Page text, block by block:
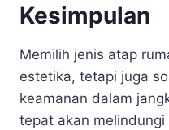
Kesimpulan
Memilih jenis atap
estetika, tetapi juga
keamanan dalam
tepat akan